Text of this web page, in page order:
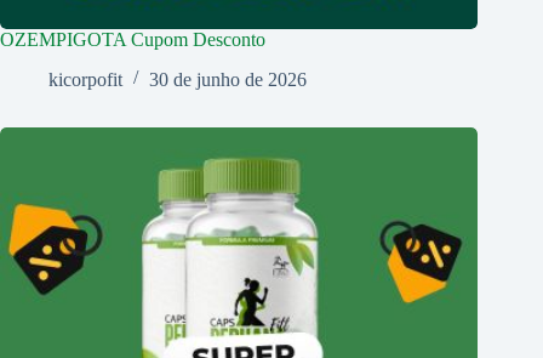
OZEMPIGOTA Cupom Desconto
kicorpofit
30 de junho de 2026